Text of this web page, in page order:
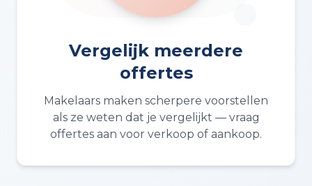
Vergelijk meerdere
offertes
Makelaars maken scherpere voorstellen
als ze weten dat je vergelijkt — vraag
offertes aan voor verkoop of aankoop.